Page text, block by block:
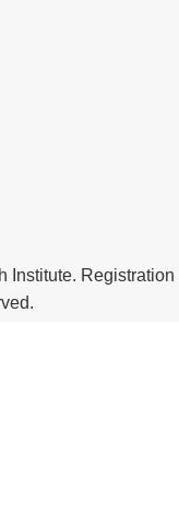
Institute. Registration